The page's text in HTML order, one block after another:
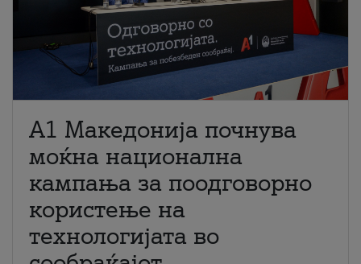
A1 Македонија почнува
моќна национална
кампања за поодговорно
користење на
технологијата во